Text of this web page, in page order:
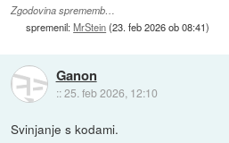
Zgodovina sprememb…
spremenil:MrStein(23. feb 2026 ob 08:41)
Ganon
::25. feb 2026, 12:10
Svinjanje s kodami.